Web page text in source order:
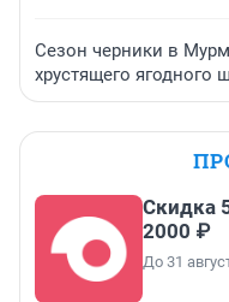
Сезон черники в
хрустящего ягодного
Скидка
2000 ₽
До 31